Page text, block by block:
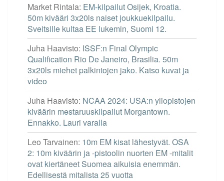
Market Rintala: EM-kilpailut Osijek, Kroatia.
50m kivääri 3x20ls naiset joukkuekilpailu.
Sveitsille kultaa EE lukemin, Suomi 12.
Juha Haavisto: ISSF:n Final Olympic
Qualification Rio De Janeiro, Brasilia. 50m
3x20ls miehet palkintojen jako. Katso kuvat ja
video
Juha Haavisto: NCAA 2024: USA:n yliopistojen
kiväärin mestaruuskilpailut Morgantown.
Ennakko. Lauri varalla
Leo Tarvainen: 10m EM kisat lähestyvät. OSA
2: 10m kiväärin ja -pistoolin nuorten EM -mitalit
ovat kiertäneet Suomea aikuisia enemmän.
Edellisestä mitalista 25 vuotta